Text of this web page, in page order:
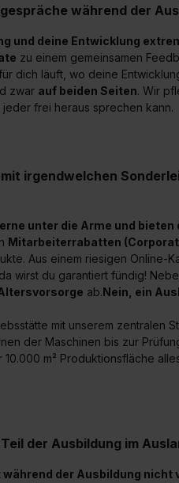
„Datenschutz-Einstellungen“
während der
und deine Entwicklung
zu einem gemeinsamen
dich läuft, wo deine
zwar auf beiden Seiten. Wir
frei heraus sprechen kann.
irgendwelchen
unter die Arme und bieten
Mitarbeiterrabatten
Aus einem riesigen Online-
wirst du garantiert fündig!
ab.Nein, ein
mit unserem zentralen
der Maschinen bis zur
m² Produktionsfläche
der Ausbildung im
der Ausbildung nicht